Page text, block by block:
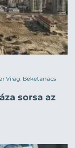
Virág, Béketanács
sorsa az